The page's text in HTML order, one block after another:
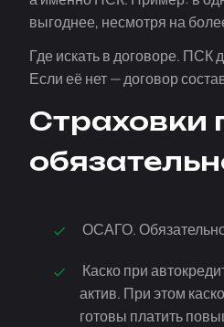
выгоднее, несмотря на
Где искать в договоре. ПСК
Если её нет — договор
Страховки
ОСАГО. Обязательно
Каско при
актив. При этом
готовы платить